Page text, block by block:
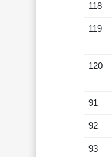
118
119
120
91
92
93